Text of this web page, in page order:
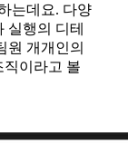
는데요. 다양
실행의 디테
원 개개인의
직이라고 볼